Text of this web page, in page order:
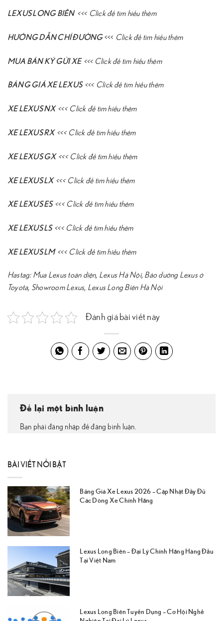
LEXUS LONG BIÊN <<< Click để tìm hiểu thêm
HƯỚNG DẪN CHỈ ĐƯỜNG<<< Click để tìm hiểu thêm
MUA BÁN KÝ GỬI XE <<< Click để tìm hiểu thêm
BẢNG GIÁ XE LEXUS <<< Click để tìm hiểu thêm
XE LEXUS NX <<< Click để tìm hiểu thêm
XE LEXUS RX <<< Click để tìm hiểu thêm
XE LEXUS GX <<< Click để tìm hiểu thêm
XE LEXUS LX <<< Click để tìm hiểu thêm
XE LEXUS ES <<< Click để tìm hiểu thêm
XE LEXUS LS <<< Click để tìm hiểu thêm
XE LEXUS LM <<< Click để tìm hiểu thêm
Hastag: Mua Lexus toàn diện, Lexus Hà Nội, Bảo dưỡng Lexus ở
Toyota, Showroom Lexus, Lexus Long Biên Hà Nội
Đánh giá bài viết này
Để lại một bình luận
Bạn phải đăng nhập để đăng bình luận.
BÀI VIẾT NỔI BẬT
Bảng Giá Xe Lexus 2026 – Cập Nhật Đầy Đủ
Các Dòng Xe Chính Hãng
Lexus Long Biên – Đại Lý Chính Hãng Hàng Đầu
Tại Việt Nam
Lexus Long Biên Tuyển Dụng – Cơ Hội Nghề